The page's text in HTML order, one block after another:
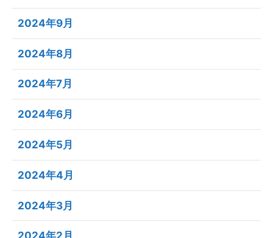
2024年9月
2024年8月
2024年7月
2024年6月
2024年5月
2024年4月
2024年3月